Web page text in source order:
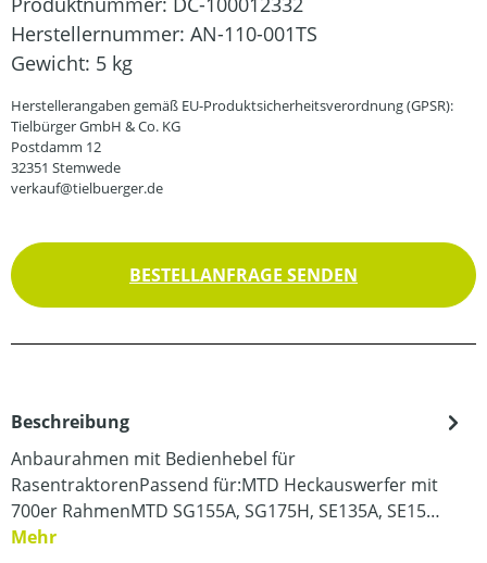
Herstellernummer: AN-110-001TS
Gewicht: 5 kg
Herstellerangaben gemäß EU-Produktsicherheitsverordnung (GPSR):
Tielbürger GmbH & Co. KG
Postdamm 12
32351 Stemwede
verkauf@tielbuerger.de
BESTELLANFRAGE SENDEN
Beschreibung
Anbaurahmen mit Bedienhebel für
RasentraktorenPassend für:MTD Heckauswerfer mit
700er RahmenMTD SG155A, SG175H, SE135A, SE15…
Mehr